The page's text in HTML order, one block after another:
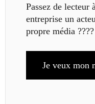
Passez de lecteur
entreprise un
propre média ????
Je veux mon